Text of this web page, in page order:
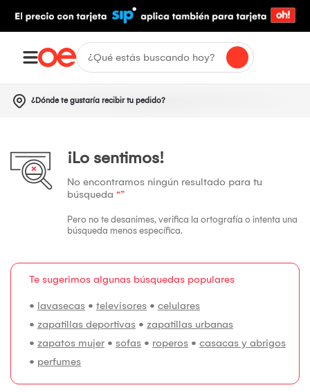
¿Dónde te gustaría recibir tu pedido?
¡Lo sentimos!
No encontramos ningún resultado para tu
búsqueda “”
Pero no te desanimes, verifica la ortografía o intenta una
búsqueda menos específica.
Te sugerimos algunas búsquedas populares
• lavasecas • televisores • celulares
• zapatillas deportivas • zapatillas urbanas
• zapatos mujer • sofas • roperos • casacas y abrigos
• perfumes